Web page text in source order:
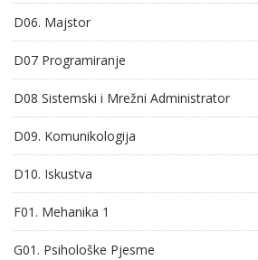
D06. Majstor
D07 Programiranje
D08 Sistemski i Mrežni Administrator
D09. Komunikologija
D10. Iskustva
F01. Mehanika 1
G01. Psihološke Pjesme